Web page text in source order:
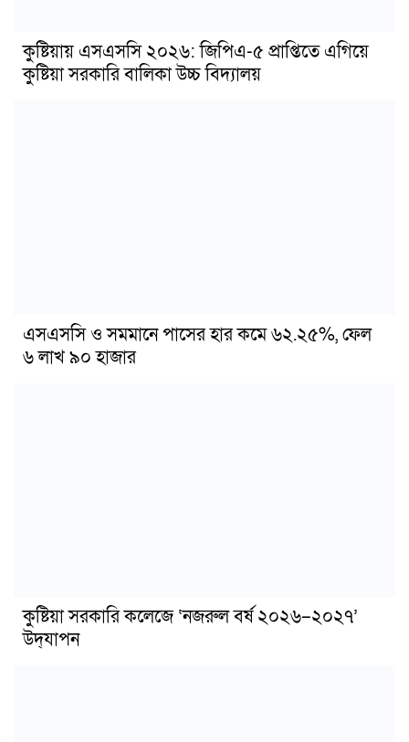
কুষ্টিয়ায় এসএসসি ২০২৬: জিপিএ-৫ প্রাপ্তিতে এগিয়ে
কুষ্টিয়া সরকারি বালিকা উচ্চ বিদ্যালয়
এসএসসি ও সমমানে পাসের হার কমে ৬২.২৫%, ফেল
৬ লাখ ৯০ হাজার
কুষ্টিয়া সরকারি কলেজে ‘নজরুল বর্ষ ২০২৬–২০২৭’
উদ্‌যাপন